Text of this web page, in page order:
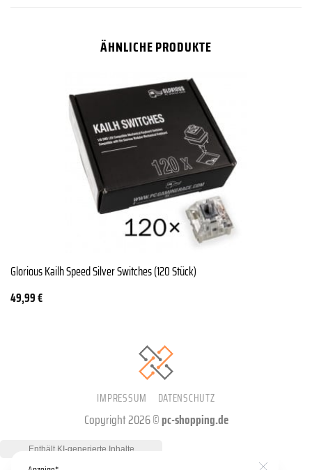
ÄHNLICHE PRODUKTE
Glorious Kailh Speed Silver Switches (120 Stück)
49,99€
IMPRESSUM DATENSCHUTZ
Copyright 2026 ©pc-shopping.de